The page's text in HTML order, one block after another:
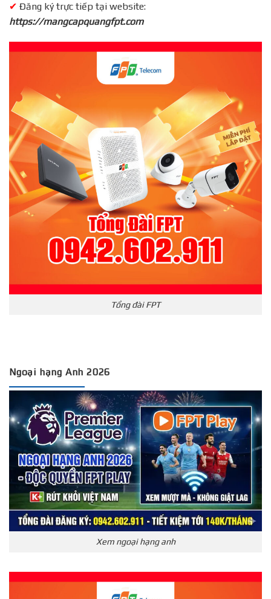
✔ Đăng ký trực tiếp tại website:
https://mangcapquangfpt.com
Tổng đài FPT
Ngoại hạng Anh 2026
Xem ngoại hạng anh